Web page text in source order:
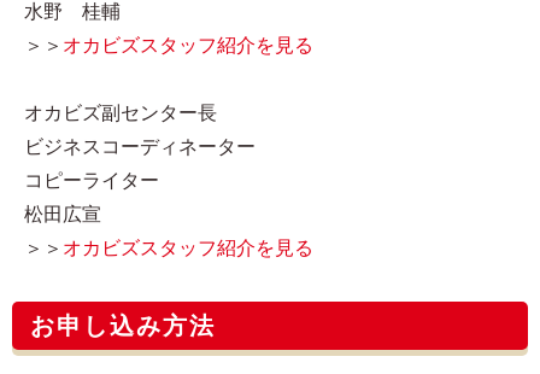
水野 桂輔
＞＞ オカビズスタッフ紹介を見る
オカビズ副センター長
ビジネスコーディネーター
コピーライター
松田広宣
＞＞ オカビズスタッフ紹介を見る
お申し込み方法